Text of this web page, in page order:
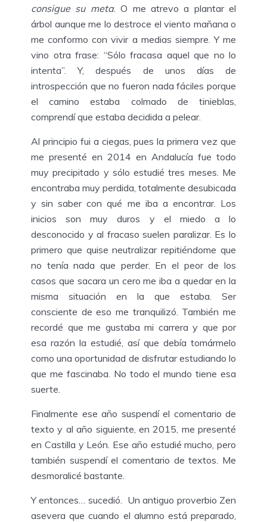
consigue su meta. O me atrevo a plantar el
árbol aunque me lo destroce el viento mañana o
me conformo con vivir a medias siempre. Y me
vino otra frase: “Sólo fracasa aquel que no lo
intenta”. Y, después de unos días de
introspección que no fueron nada fáciles porque
el camino estaba colmado de tinieblas,
comprendí que estaba decidida a pelear.
Al principio fui a ciegas, pues la primera vez que
me presenté en 2014 en Andalucía fue todo
muy precipitado y sólo estudié tres meses. Me
encontraba muy perdida, totalmente desubicada
y sin saber con qué me iba a encontrar. Los
inicios son muy duros y el miedo a lo
desconocido y al fracaso suelen paralizar. Es lo
primero que quise neutralizar repitiéndome que
no tenía nada que perder. En el peor de los
casos que sacara un cero me iba a quedar en la
misma situación en la que estaba. Ser
consciente de eso me tranquilizó. También me
recordé que me gustaba mi carrera y que por
esa razón la estudié, así que debía tomármelo
como una oportunidad de disfrutar estudiando lo
que me fascinaba. No todo el mundo tiene esa
suerte.
Finalmente ese año suspendí el comentario de
texto y al año siguiente, en 2015, me presenté
en Castilla y León. Ese año estudié mucho, pero
también suspendí el comentario de textos. Me
desmoralicé bastante.
Y entonces… sucedió. Un antiguo proverbio Zen
asevera que cuando el alumno está preparado,